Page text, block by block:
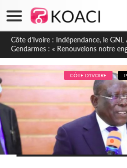
Sierra Leone : Un projet de réforme
gestation, points clés des
CÔTE D'IVOIRE